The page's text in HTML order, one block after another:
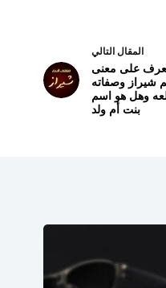
المقال التالي
على معنى
شيراز وصفاته
وهل هو اسم
بنت أم ولد